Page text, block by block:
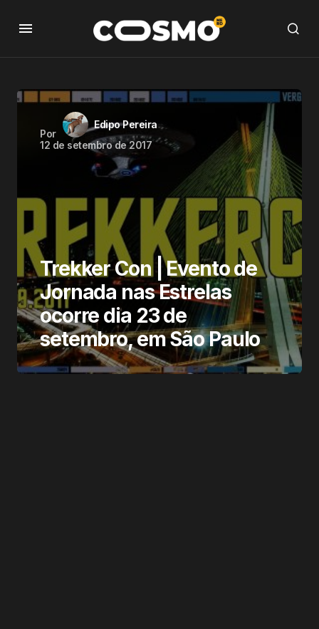
Por
Edipo Pereira
12 de setembro de 2017
Trekker Con | Evento de
Jornada nas Estrelas
ocorre dia 23 de
setembro, em São Paulo